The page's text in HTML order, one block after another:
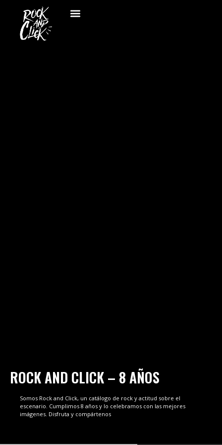
ROCK AND CLICK – 8 AÑOS
Somos Rock and Click, un catálogo de rock y actitud sobre el
escenario. Cumplimos 8 años y lo celebramos con las mejores
imágenes. Disfruta y compártenos